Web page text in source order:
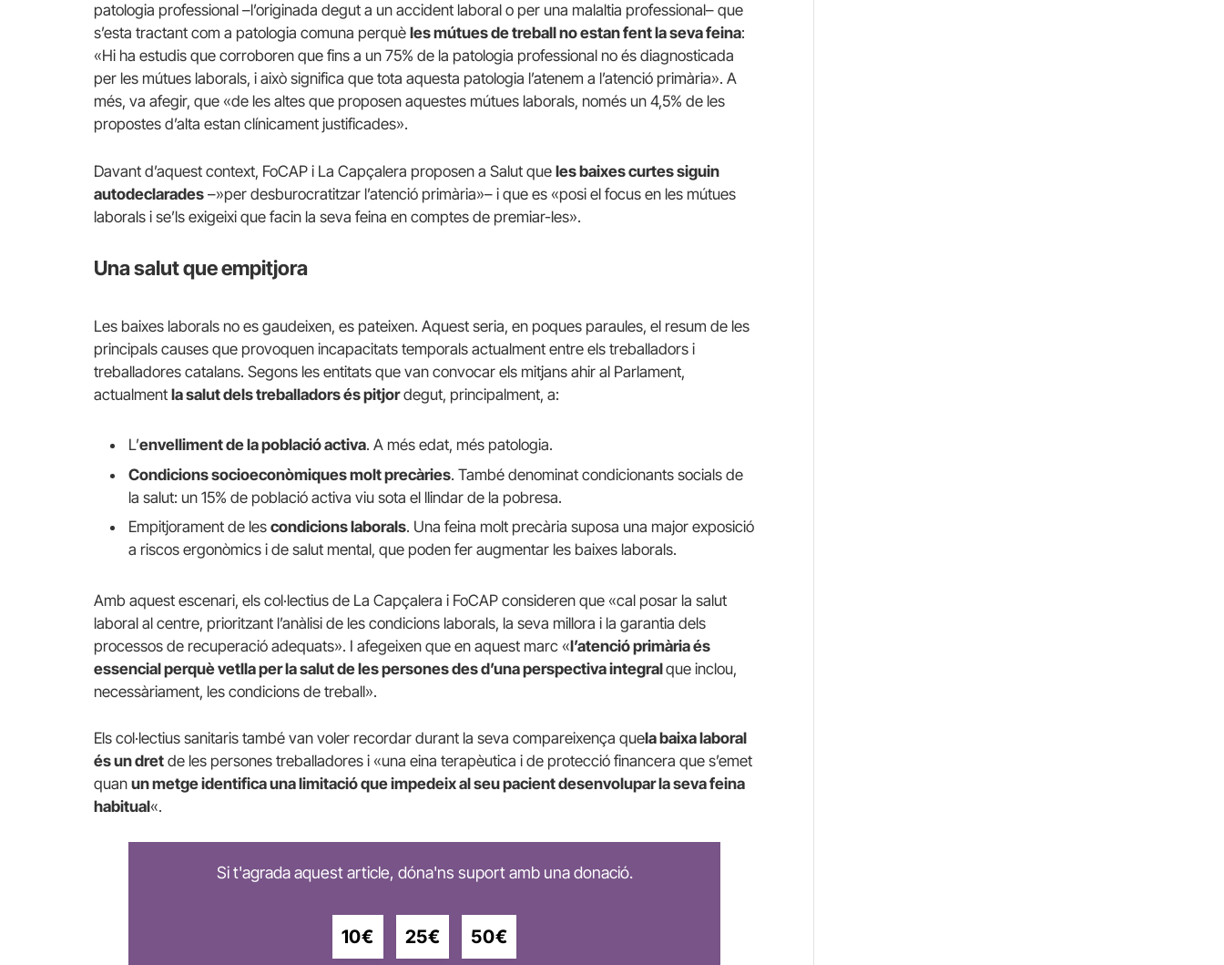
patologia professional –l’originada degut a un accident laboral o per una malaltia professional– que
s’esta tractant com a patologia comuna perquè les mútues de treball no estan fent la seva feina:
«Hi ha estudis que corroboren que fins a un 75% de la patologia professional no és diagnosticada
per les mútues laborals, i això significa que tota aquesta patologia l’atenem a l’atenció primària». A
més, va afegir, que «de les altes que proposen aquestes mútues laborals, només un 4,5% de les
propostes d’alta estan clínicament justificades».
Davant d’aquest context, FoCAP i La Capçalera proposen a Salut que les baixes curtes siguin
autodeclarades –»per desburocratitzar l’atenció primària»– i que es «posi el focus en les mútues
laborals i se’ls exigeixi que facin la seva feina en comptes de premiar-les».
Una salut que empitjora
Les baixes laborals no es gaudeixen, es pateixen. Aquest seria, en poques paraules, el resum de les
principals causes que provoquen incapacitats temporals actualment entre els treballadors i
treballadores catalans. Segons les entitats que van convocar els mitjans ahir al Parlament,
actualment la salut dels treballadors és pitjordegut, principalment, a:
L’envelliment de la població activa. A més edat, més patologia.
Condicions socioeconòmiques molt precàries. També denominat condicionants socials de
la salut: un 15% de població activa viu sota el llindar de la pobresa.
Empitjorament de les condicions laborals. Una feina molt precària suposa una major exposició
a riscos ergonòmics i de salut mental, que poden fer augmentar les baixes laborals.
Amb aquest escenari, els col·lectius de La Capçalera i FoCAP consideren que «cal posar la salut
laboral al centre, prioritzant l’anàlisi de les condicions laborals, la seva millora i la garantia dels
processos de recuperació adequats». I afegeixen que en aquest marc «l’atenció primària és
essencial perquè vetlla per la salut de les persones des d’una perspectiva integralque inclou,
necessàriament, les condicions de treball».
Els col·lectius sanitaris també van voler recordar durant la seva compareixença quela baixa laboral
és un dret de les persones treballadores i «una eina terapèutica i de protecció financera que s’emet
quan un metge identifica una limitació que impedeix al seu pacient desenvolupar la seva feina
habitual«.
Si t'agrada aquest article, dóna'ns suport amb una donació.
10€ 25€ 50€